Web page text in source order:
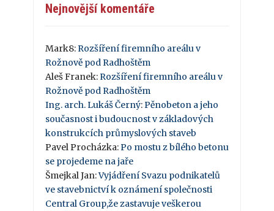
Nejnovější komentáře
Mark8: Rozšíření firemního areálu v
Rožnově pod Radhoštěm
Aleš Franek: Rozšíření firemního areálu v
Rožnově pod Radhoštěm
Ing. arch. Lukáš Černý: Pěnobeton a jeho
současnost i budoucnost v základových
konstrukcích průmyslových staveb
Pavel Procházka: Po mostu z bílého betonu
se projedeme na jaře
Šmejkal Jan:Vyjádření Svazu podnikatelů
ve stavebnictví k oznámení společnosti
Central Group,že zastavuje veškerou